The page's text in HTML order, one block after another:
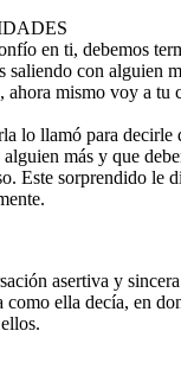
en ti, debemos
saliendo con alguien
mismo voy a tu
lo llamó para decirle
más y que
Este sorprendido le
asertiva y
ella decía, en